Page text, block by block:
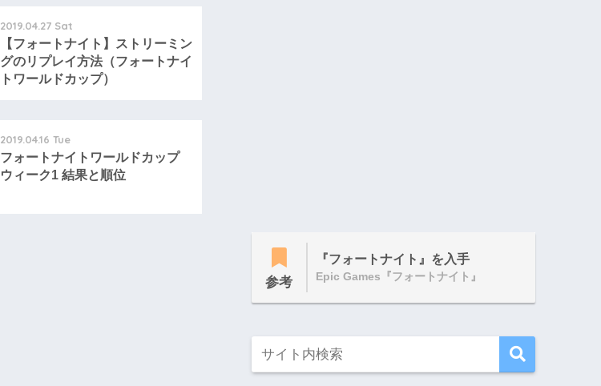
2019.04.27 Sat
【フォートナイト】ストリーミン
グのリプレイ方法（フォートナイ
トワールドカップ）
2019.04.16 Tue
フォートナイトワールドカップ
ウィーク1 結果と順位
参考
『フォートナイト』を入手
Epic Games『フォートナイト』